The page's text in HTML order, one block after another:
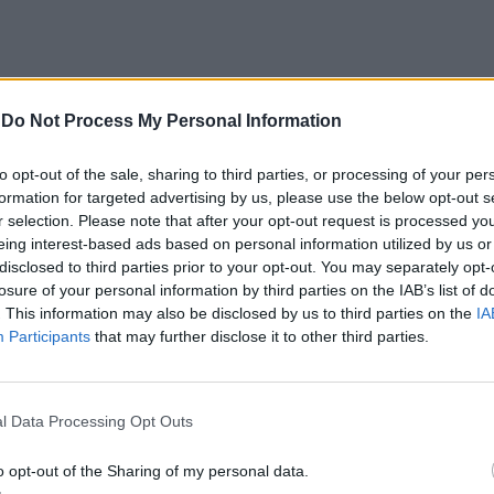
Do Not Process My Personal Information
opt-out of the sale, sharing to third parties, or processing of your
for targeted advertising by us, please use the below opt-out
selection. Please note that after your opt-out request is processed
interest-based ads based on personal information utilized by us
to third parties prior to your opt-out. You may separately
of your personal information by third parties on the IAB’s list of
This information may also be disclosed by us to third parties on the
Participants that may further disclose it to other third parties.
Data Processing Opt Outs
opt-out of the Sharing of my personal data.
de Abreu Agrela Rodrigues, a cultura digital
que favoreceram a evolução humana, como a
redução pode ocorrer antes que qualquer
evoluiu em um ambiente de escassez de
excesso de informações e mudanças
impõe uma carga elevada ao córtex pré-
executivo.
também estimulam continuamente o sistema
mental, a dificuldade de manter a atenção e
permanecem ativas na memória e